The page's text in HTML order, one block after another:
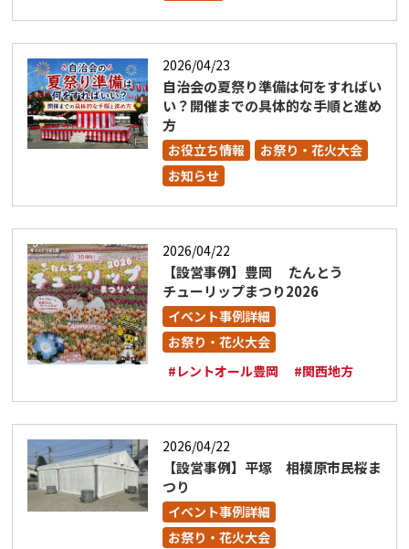
2026/04/23
自治会の夏祭り準備は何をすればい
い？開催までの具体的な手順と進め
方
お役立ち情報
お祭り・花火大会
お知らせ
2026/04/22
【設営事例】豊岡 たんとう
チューリップまつり2026
イベント事例詳細
お祭り・花火大会
#レントオール豊岡
#関西地方
2026/04/22
【設営事例】平塚 相模原市民桜ま
つり
イベント事例詳細
お祭り・花火大会